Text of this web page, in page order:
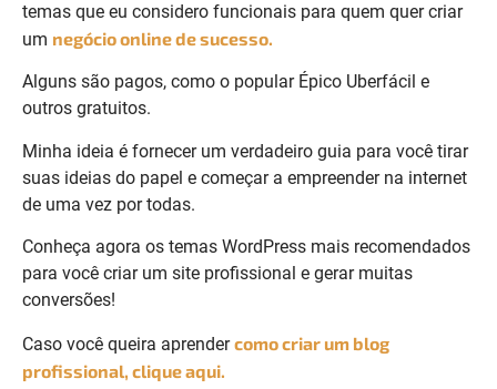
temas que eu considero funcionais para quem quer criar
um negócio online de sucesso.
Alguns são pagos, como o popular Épico Uberfácil e
outros gratuitos.
Minha ideia é fornecer um verdadeiro guia para você tirar
suas ideias do papel e começar a empreender na internet
de uma vez por todas.
Conheça agora os temas WordPress mais recomendados
para você criar um site profissional e gerar muitas
conversões!
Caso você queira aprendercomo criar um blog
profissional, clique aqui.